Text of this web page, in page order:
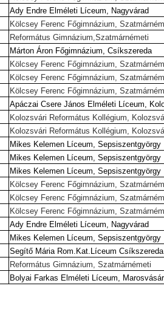
Ady Endre Elméleti Líceum, Nagyvárad
Kölcsey Ferenc Főgimnázium,
Református Gimnázium,Szatmárnémeti
Márton Áron Főgimnázium, Csíkszereda
Kölcsey Ferenc Főgimnázium,
Kölcsey Ferenc Főgimnázium,
Kölcsey Ferenc Főgimnázium,
Apáczai Csere János Elméleti Líceum,
Kolozsvári Református Kollégium,
Kolozsvári Református Kollégium,
Mikes Kelemen Líceum, Sepsiszentgyörgy
Mikes Kelemen Líceum, Sepsiszentgyörgy
Mikes Kelemen Líceum, Sepsiszentgyörgy
Kölcsey Ferenc Főgimnázium,
Kölcsey Ferenc Főgimnázium,
Kölcsey Ferenc Főgimnázium,
Ady Endre Elméleti Líceum, Nagyvárad
Mikes Kelemen Líceum, Sepsiszentgyörgy
Segítő Mária Rom.Kat.Líceum Csíkszereda
Református Gimnázium, Szatmárnémeti
Bolyai Farkas Elméleti Líceum,